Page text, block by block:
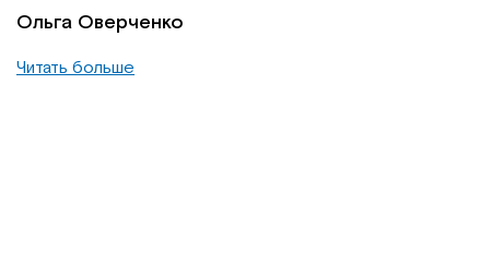
Ольга Оверченко
Читать больше